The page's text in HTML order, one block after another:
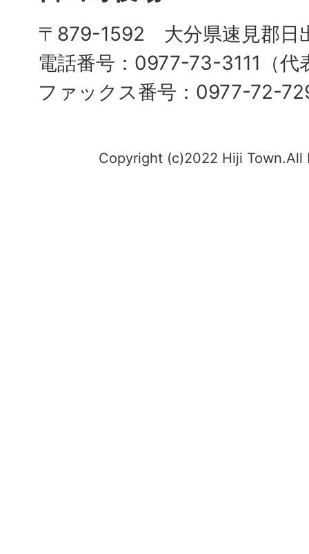
〒879-1592 大分県速見郡日
電話番号：0977-73-3111（代
ファックス番号：0977-72-
Copyright (c)2022 Hiji Town.All